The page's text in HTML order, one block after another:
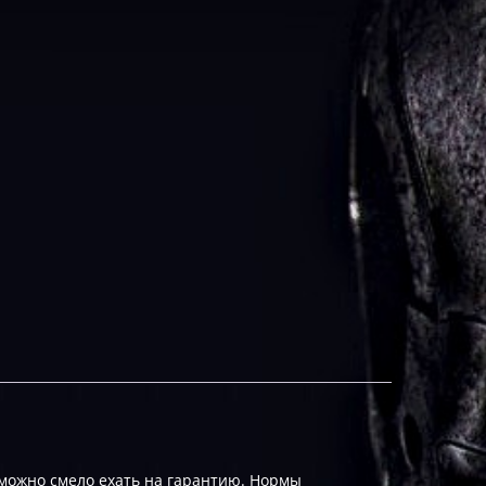
смело ехать на гарантию. Нормы